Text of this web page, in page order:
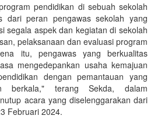
pendidikan di sebuah sekolah
dari peran pengawas sekolah yang
segala aspek dan kegiatan di sekolah
pelaksanaan dan evaluasi program
itu, pengawas yang berkualitas
mengedepankan usaha kemajuan
dengan pemantauan yang
berkala," terang Sekda, dalam
acara yang diselenggarakan dari
Februari 2024.